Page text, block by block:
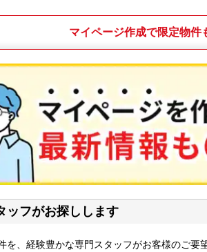
マイページ作成で限定物件
ッフがお探しします
を、経験豊かな専門スタッフがお客様のご要